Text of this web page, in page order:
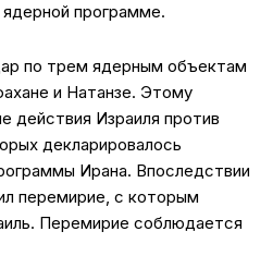
программе.
по трем ядерным объектам
и Натанзе. Этому
действия Израиля против
декларировалось
Ирана. Впоследствии
перемирие, с которым
Перемирие соблюдается